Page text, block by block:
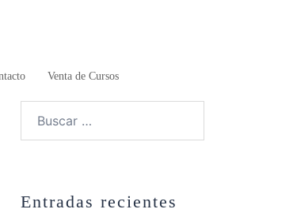
Venta de Cursos
Entradas recientes